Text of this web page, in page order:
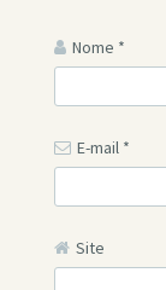
Nome *
E-mail *
Site